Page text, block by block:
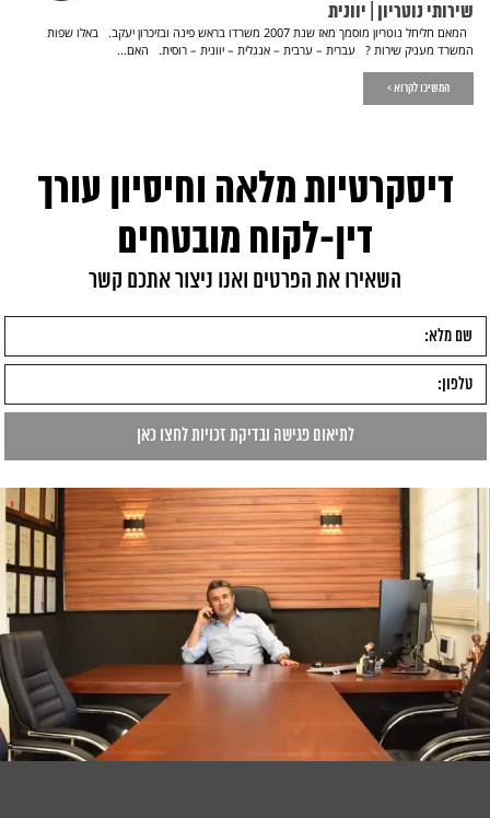
שירותי נוטריון | יוונית
המאם חליחל נוטריון מוסמך מאז שנת 2007 משרדו בראש פינה ובזיכרון יעקב. באלו שפות
המשרד מעניק שירות ? עברית – ערבית – אנגלית – יוונית – רוסית. האם...
המשיכו לקרוא >
דיסקרטיות מלאה וחיסיון עורך
דין-לקוח מובטחים
השאירו את הפרטים ואנו ניצור אתכם קשר